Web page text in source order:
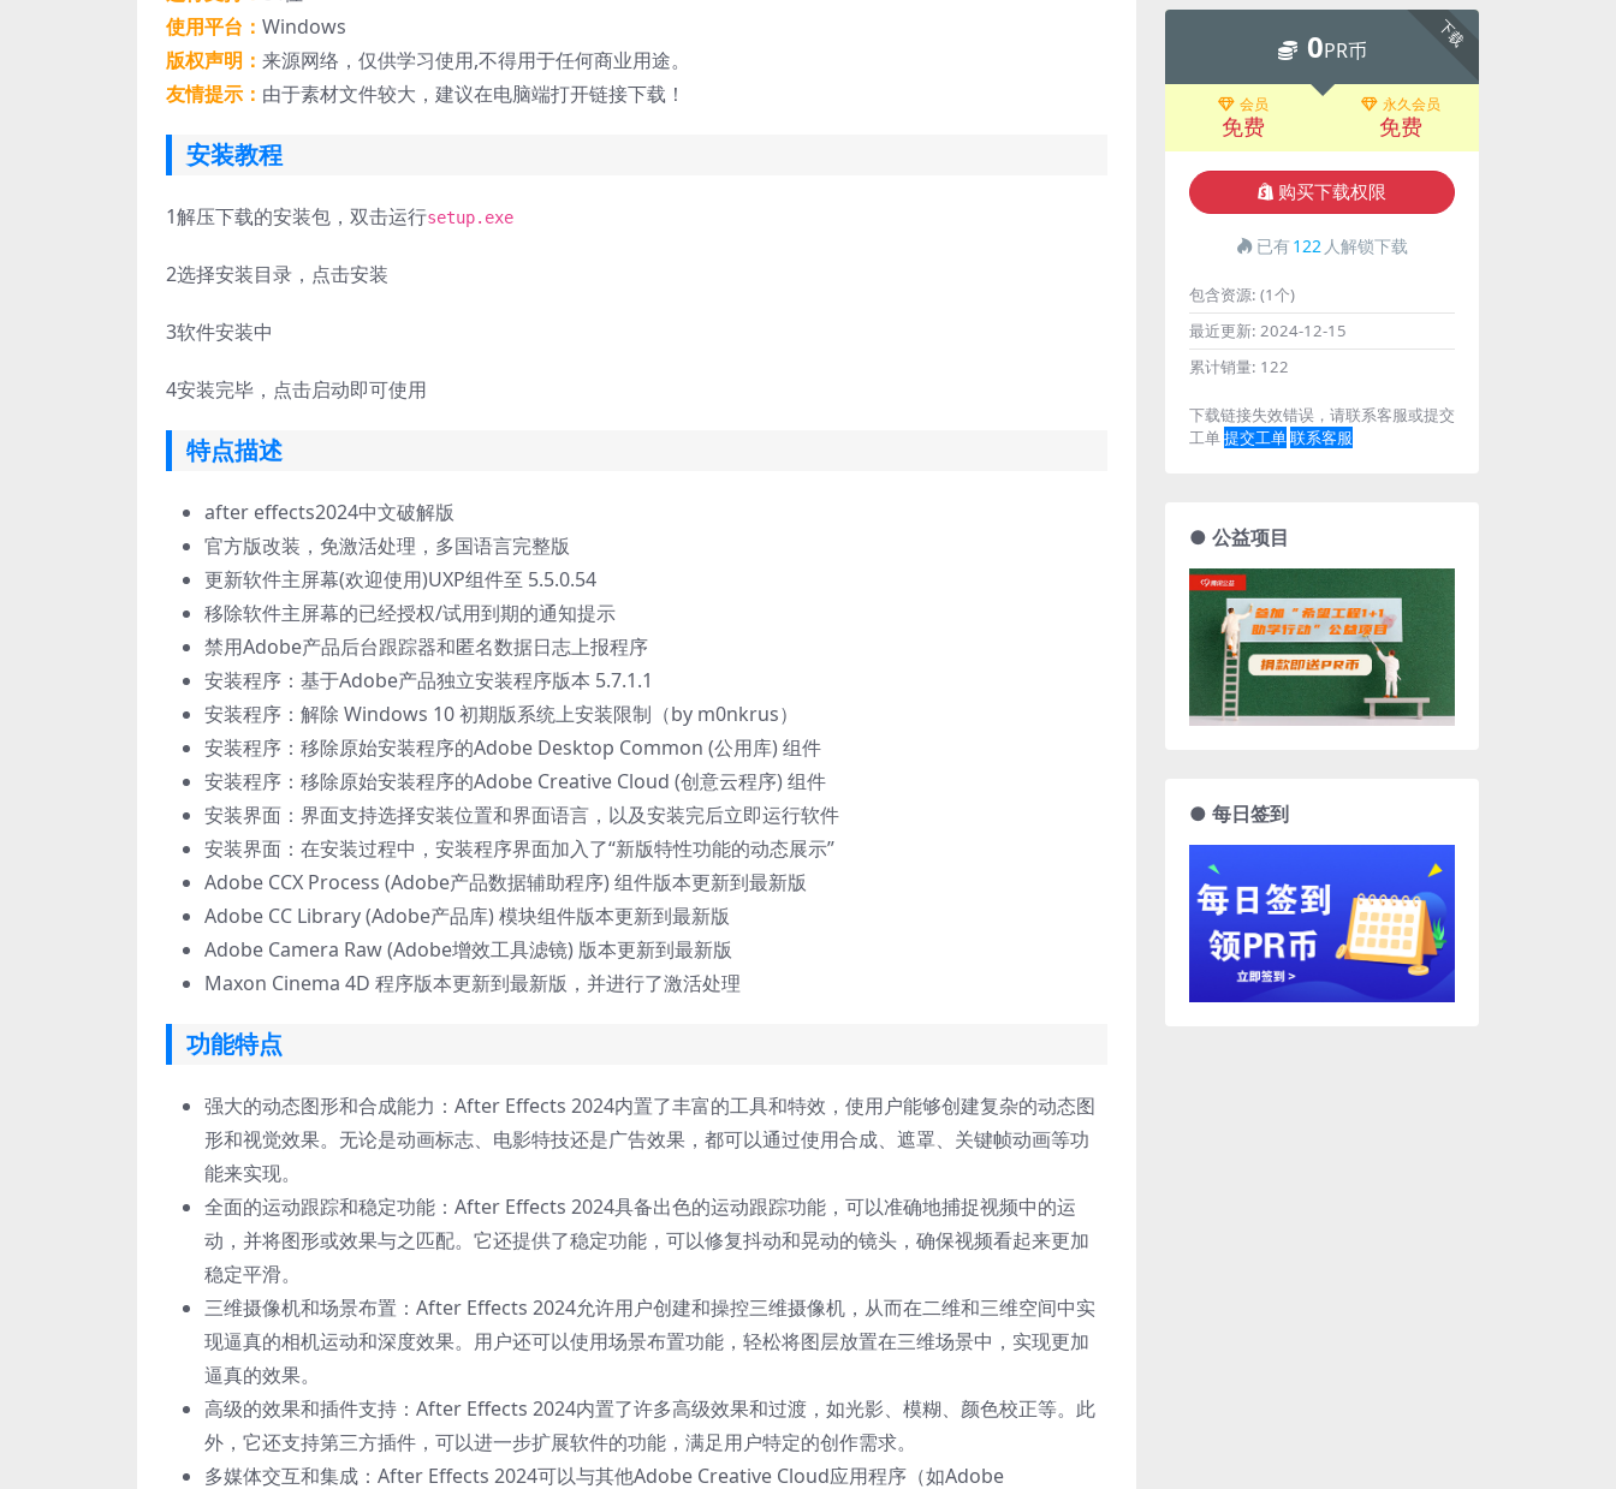
使用平台： Windows
版权声明： 来源网络，仅供学习使用,不得用于任何商业用途。
友情提示： 由于素材文件较大，建议在电脑端打开链接下载！
安装教程
1解压下载的安装包，双击运行setup.exe
2选择安装目录，点击安装
3软件安装中
4安装完毕，点击启动即可使用
特点描述
after effects2024中文破解版
官方版改装，免激活处理，多国语言完整版
更新软件主屏幕(欢迎使用)UXP组件至 5.5.0.54
移除软件主屏幕的已经授权/试用到期的通知提示
禁用Adobe产品后台跟踪器和匿名数据日志上报程序
安装程序：基于Adob​​e产品独立安装程序版本 5.7.1.1
安装程序：解除 Windows 10 初期版系统上安装限制（by m0nkrus）
安装程序：移除原始安装程序的Adobe Desktop Common (公用库) 组件
安装程序：移除原始安装程序的Adobe Creative Cloud (创意云程序) 组件
安装界面：界面支持选择安装位置和界面语言，以及安装完后立即运行软件
安装界面：在安装过程中，安装程序界面加入了“新版特性功能的动态展示”
Adob​​e CCX Process (Adobe产品数据辅助程序) 组件版本更新到最新版
Adobe CC Library (Adobe产品库) 模块组件版本更新到最新版
Adob​​e Camera Raw (Adobe增效工具滤镜) 版本更新到最新版
Maxon Cinema 4D 程序版本更新到最新版，并进行了激活处理
功能特点
强大的动态图形和合成能力：After Effects 2024内置了丰富的工具和特效，使用户能够创建复杂的动态图
形和视觉效果。无论是动画标志、电影特技还是广告效果，都可以通过使用合成、遮罩、关键帧动画等功
能来实现。
全面的运动跟踪和稳定功能：After Effects 2024具备出色的运动跟踪功能，可以准确地捕捉视频中的运
动，并将图形或效果与之匹配。它还提供了稳定功能，可以修复抖动和晃动的镜头，确保视频看起来更加
稳定平滑。
三维摄像机和场景布置：After Effects 2024允许用户创建和操控三维摄像机，从而在二维和三维空间中实
现逼真的相机运动和深度效果。用户还可以使用场景布置功能，轻松将图层放置在三维场景中，实现更加
逼真的效果。
高级的效果和插件支持：After Effects 2024内置了许多高级效果和过渡，如光影、模糊、颜色校正等。此
外，它还支持第三方插件，可以进一步扩展软件的功能，满足用户特定的创作需求。
多媒体交互和集成：After Effects 2024可以与其他Adobe Creative Cloud应用程序（如Adobe
下载
0PR币
会员
免费
永久会员
免费
购买下载权限
已有122 人解锁下载
包含资源: (1个)
最近更新: 2024-12-15
累计销量: 122
下载链接失效错误，请联系客服或提交
工单提交工单联系客服
● 公益项目
● 每日签到